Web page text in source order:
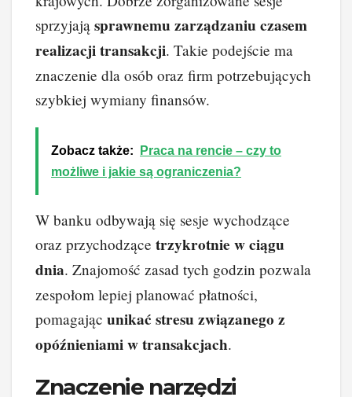
sprzyjają sprawnemu zarządzaniu czasem
realizacji transakcji. Takie podejście ma
znaczenie dla osób oraz firm potrzebujących
szybkiej wymiany finansów.
Zobacz także:
Praca na rencie – czy to
możliwe i jakie są ograniczenia?
W banku odbywają się sesje wychodzące
oraz przychodzące trzykrotnie w ciągu
dnia. Znajomość zasad tych godzin pozwala
zespołom lepiej planować płatności,
pomagając unikać stresu związanego z
opóźnieniami w transakcjach.
Znaczenie narzędzi